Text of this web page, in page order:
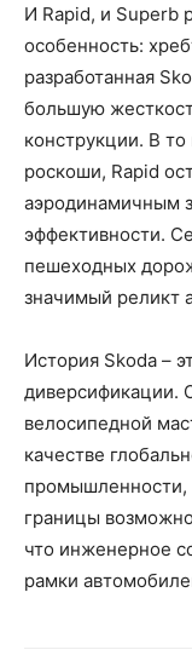
И Rapid, и Superb
особенность:
разработанная
большую
конструкции. В
роскоши, Rapid
аэродинамичным
эффективности.
пешеходных
значимый реликт
История Skoda –
диверсификации.
велосипедной
качестве
промышленности,
границы
что инженерное
рамки